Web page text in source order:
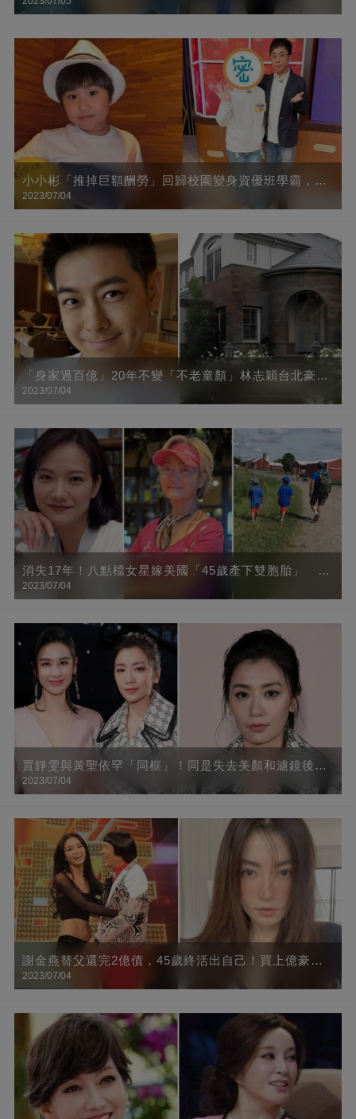
兒子「混血臉」太像她
小小彬「推掉巨額酬勞」回歸校園變身資優班學霸，10
年後近照曝光，肉臉全消「成小鮮肉帥哥」網友直呼：
2023/07/04
「身家過百億」20年不變「不老童顏」林志穎台北豪宅
曝光，里面竟全是這種高科技，羨慕了！
2023/07/04
消失17年！八點檔女星嫁美國「45歲產下雙胞胎」
「甜曬三男人背影」頂金髮身材辣到爆
2023/07/04
賈靜雯與黃聖依罕「同框」！同是失去美顏和濾鏡後，
網友：一個是真美一個卻不可言喻
2023/07/04
謝金燕替父還完2億債，45歲終活出自己！買上億豪宅
只為躲避狗仔，鄰居都是名人，「走到大門得搭接駁
2023/07/04